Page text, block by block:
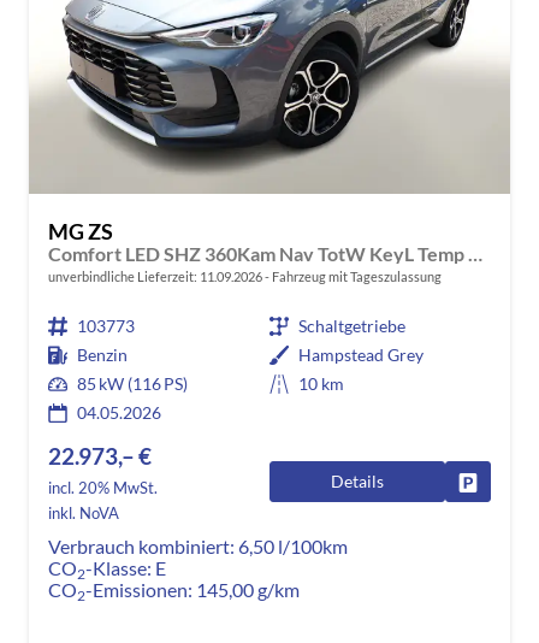
MG ZS
Comfort LED SHZ 360Kam Nav TotW KeyL Temp 17Z
unverbindliche Lieferzeit: 11.09.2026 Fahrzeug mit Tageszulassung
103773
Schaltgetriebe
Benzin
Hampstead Grey
85 kW (116 PS)
10 km
04.05.2026
22.973,– €
incl. 20% MwSt.
inkl. NoVA
Details
Verbrauch kombiniert: 6,50 l/100km
CO2-Klasse: E
CO2-Emissionen: 145,00 g/km